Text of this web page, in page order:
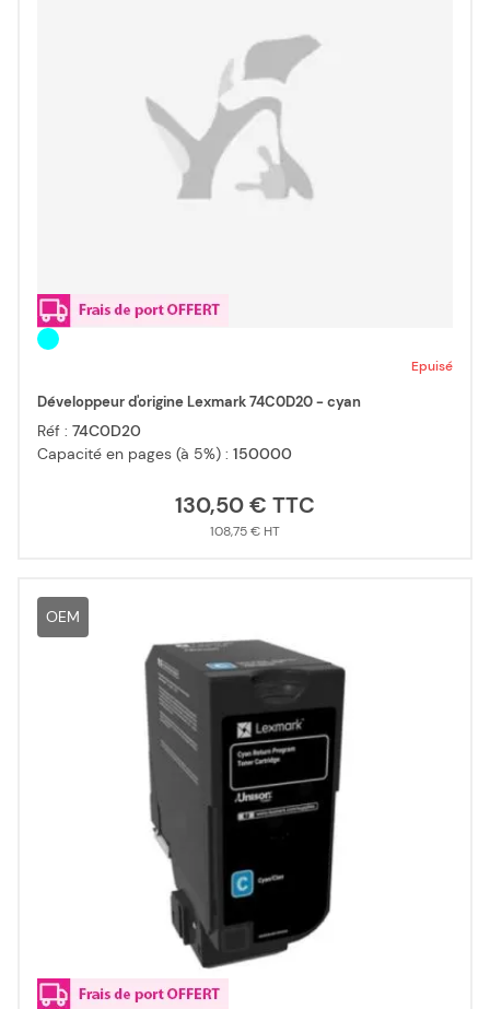
Epuisé
Développeur d'origine Lexmark 74C0D20 - cyan
Réf : 74C0D20
Capacité en pages (à 5%) : 150000
130,50 €
108,75 €
OEM